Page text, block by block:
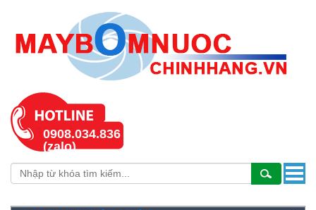
0908.034.836
(zalo)